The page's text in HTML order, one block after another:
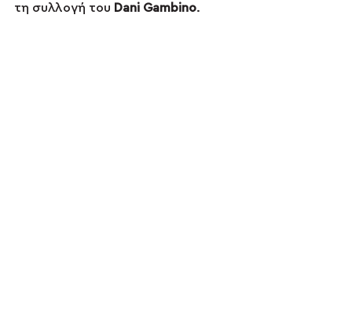
τη συλλογή του Dani Gambino.